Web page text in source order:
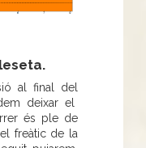
al final del
deixar el
és ple de
freàtic de la